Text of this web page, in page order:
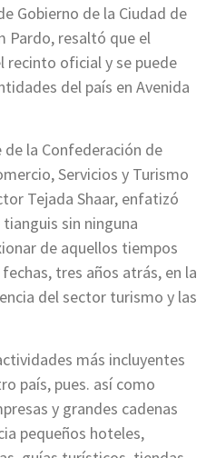
Gobierno de la Ciudad de
Pardo, resaltó que el
recinto oficial y se puede
del país en Avenida
la Confederación de
Servicios y Turismo
Tejada Shaar, enfatizó
sin ninguna
de aquellos tiempos
tres años atrás, en la
del sector turismo y las
más incluyentes
país, pues. así como
y grandes cadenas
pequeños hoteles,